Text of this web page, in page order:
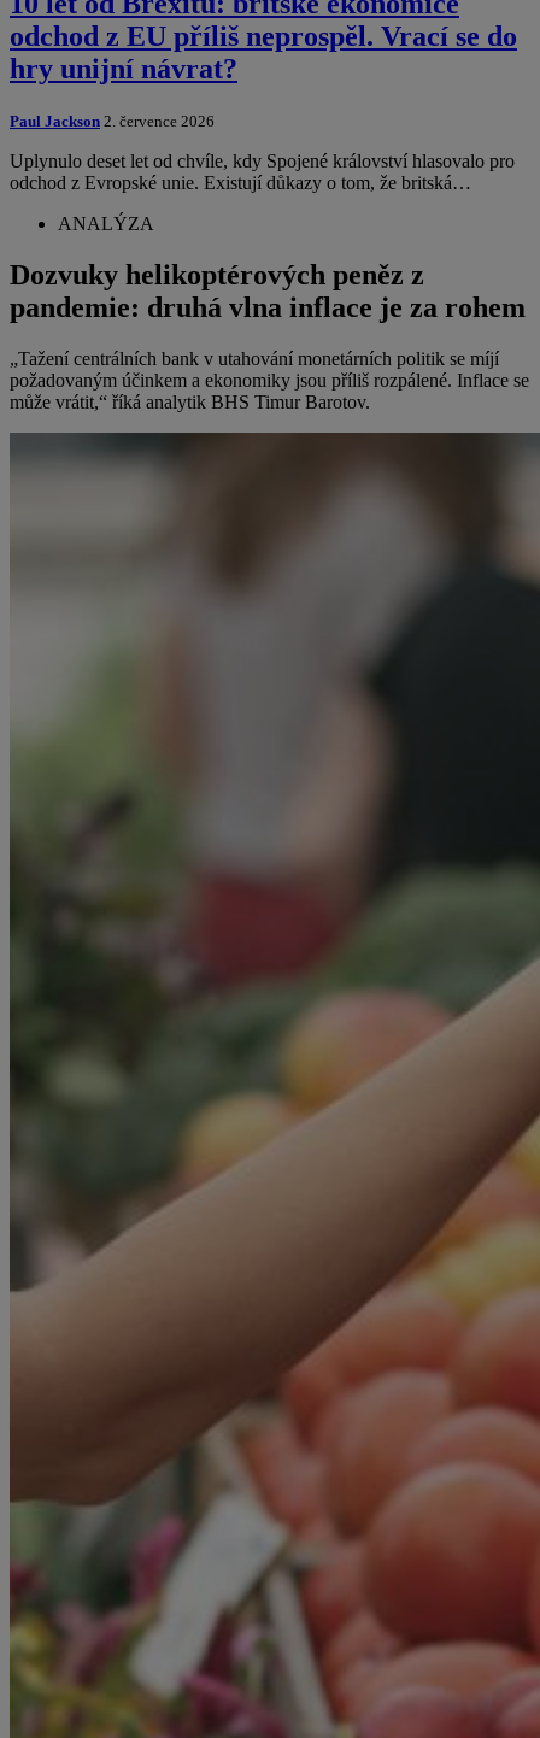
odchod z EU příliš neprospěl. Vrací se do
hry unijní návrat?
Paul Jackson 2. července 2026
Uplynulo deset let od chvíle, kdy Spojené království hlasovalo pro
odchod z Evropské unie. Existují důkazy o tom, že britská…
ANALÝZA
Dozvuky helikoptérových peněz z
pandemie: druhá vlna inflace je za rohem
„Tažení centrálních bank v utahování monetárních politik se míjí
požadovaným účinkem a ekonomiky jsou příliš rozpálené. Inflace se
může vrátit,“ říká analytik BHS Timur Barotov.